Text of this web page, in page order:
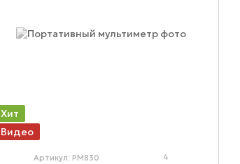
Хит
Видео
Артикул: PM830 4